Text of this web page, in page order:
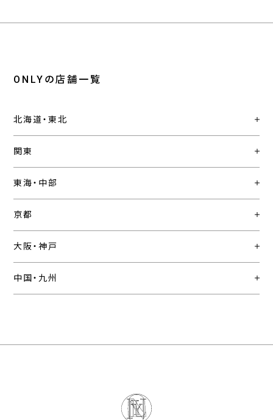
ONLYの店舗一覧
北海道・東北
関東
東海・中部
京都
大阪・神戸
中国・九州